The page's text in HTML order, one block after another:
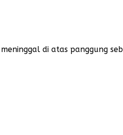
di atas panggung